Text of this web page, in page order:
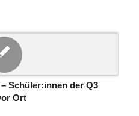
Schüler:innen der Q3
Ort